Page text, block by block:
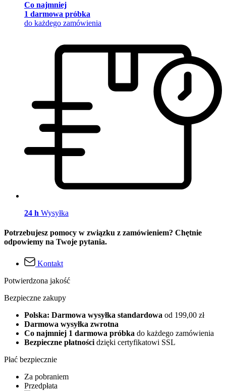
Co najmniej
1 darmowa próbka
do każdego zamówienia
24 h Wysyłka
Potrzebujesz pomocy w związku z zamówieniem? Chętnie
odpowiemy na Twoje pytania.
Kontakt
Potwierdzona jakość
Bezpieczne zakupy
Polska: Darmowa wysyłka standardowa od 199,00 zł
Darmowa wysyłka zwrotna
Co najmniej 1 darmowa próbka do każdego zamówienia
Bezpieczne płatności dzięki certyfikatowi SSL
Płać bezpiecznie
Za pobraniem
Przedpłata